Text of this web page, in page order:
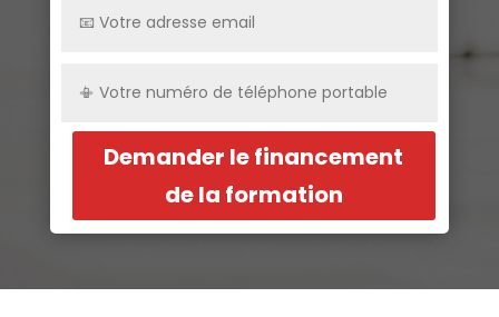
Demander le financement
de la formation